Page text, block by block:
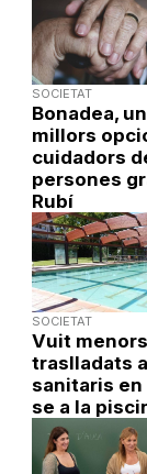
SOCIETAT
Bonadea,
millors
cuidadors
persones
Rubí
SOCIETAT
Vuit menors
traslladats
sanitaris
se a la